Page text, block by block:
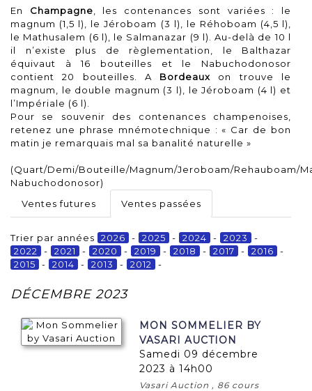
En Champagne , les contenances sont variées : le
magnum (1,5 l), le Jéroboam (3 l), le Réhoboam (4,5 l),
le Mathusalem (6 l), le Salmanazar (9 l). Au-delà de 10 l
il n’existe plus de règlementation, le Balthazar
équivaut à 16 bouteilles et le Nabuchodonosor
contient 20 bouteilles. A Bordeaux on trouve le
magnum, le double magnum (3 l), le Jéroboam (4 l) et
l’Impériale (6 l).
Pour se souvenir des contenances champenoises,
retenez une phrase mnémotechnique : « Car de bon
matin je remarquais mal sa banalité naturelle »
(Quart/Demi/Bouteille/Magnum/Jeroboam/Rehauboam/
Nabuchodonosor)
Ventes futures
Ventes passées
Trier par années 2026 - 2025 - 2024 - 2023
-
2022
- 2021 - 2020 - 2019 - 2018 - 2017 - 2016
-
2015
- 2014 - 2013 - 2012 -
DÉCEMBRE 2023
MON SOMMELIER BY
VASARI AUCTION
samedi 09 décembre
2023 à 14h00
Vasari Auction , 86 cours